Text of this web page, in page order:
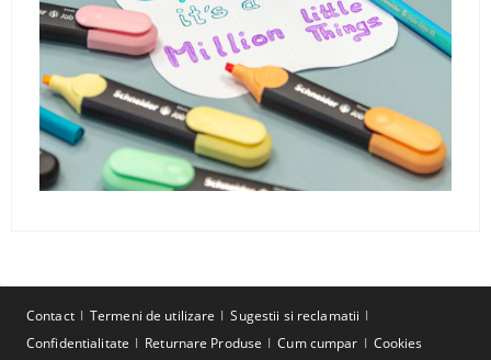
Contact Termeni de utilizare
Sugestii si reclamatii
Confidentialitate
Returnare Produse Cum cumpar Cookies